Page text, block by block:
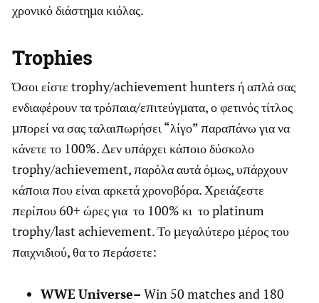
χρονικό διάστημα κιόλας.
Trophies
Όσοι είστε trophy/achievement hunters ή απλά σας
ενδιαφέρουν τα τρόπαια/επιτεύγματα, ο φετινός τίτλος
μπορεί να σας ταλαιπωρήσει “λίγο” παραπάνω για να
κάνετε το 100%. Δεν υπάρχει κάποιο δύσκολο
trophy/achievement, παρόλα αυτά όμως, υπάρχουν
κάποια που είναι αρκετά χρονοβόρα. Χρειάζεστε
περίπου 60+ ώρες για το 100% κι το platinum
trophy/last achievement. Το μεγαλύτερο μέρος του
παιχνιδιού, θα το περάσετε:
WWE Universe– Win 50 matches and 180